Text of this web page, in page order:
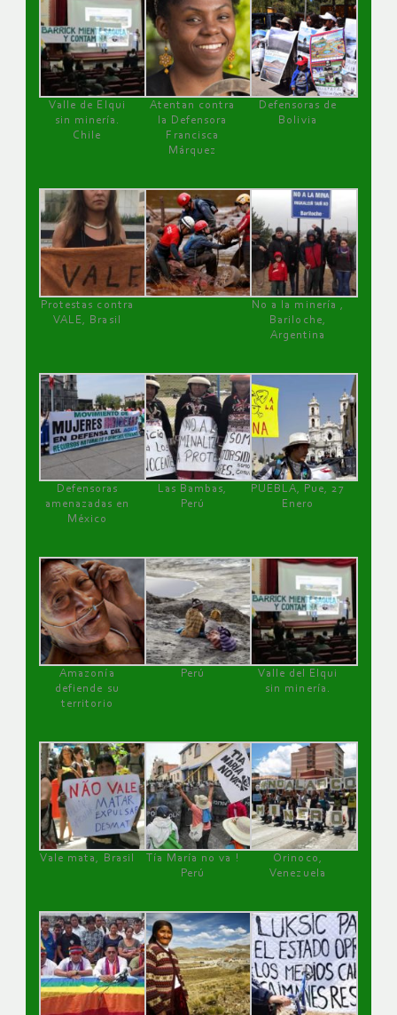
Valle de Elqui
sin minería.
Chile
Atentan contra
la Defensora
Francisca
Márquez
Defensoras de
Bolivia
Protestas contra
VALE, Brasil
No a la minería ,
Bariloche,
Argentina
Defensoras
amenazadas en
México
Las Bambas,
Perú
PUEBLA, Pue, 27
Enero
Amazonía
defiende su
territorio
Perú
Valle del Elqui
sin minería.
Vale mata, Brasil
Tía María no va !
Perú
Orinoco,
Venezuela